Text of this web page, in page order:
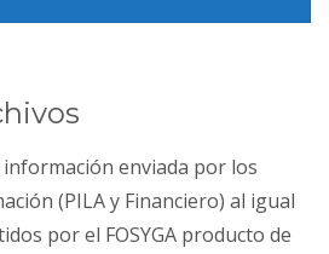
enviada por los
(PILA y Financiero) al igual
por el FOSYGA producto de